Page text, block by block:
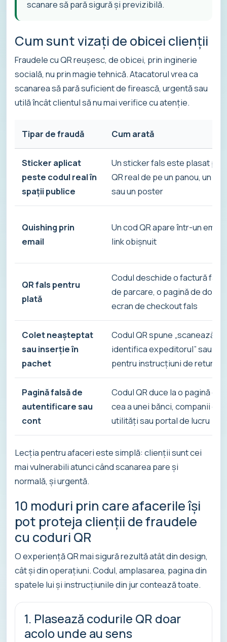
scanare să pară sigură și previzibilă.
Cum sunt vizați de obicei clienții
Fraudele cu QR reușesc, de obicei, prin inginerie
socială, nu prin magie tehnică. Atacatorul vrea ca
scanarea să pară suficient de firească, urgentă sau
utilă încât clientul să nu mai verifice cu atenție.
Tipar de fraudă Cum arată
Sticker aplicat
peste codul real în
spații publice
Un sticker fals este plasat
QR real de pe un panou, un
sau un poster
Quishing prin
email
Un cod QR apare într-un email
link obișnuit
QR fals pentru
plată
Codul deschide o factură
de parcare, o pagină de
ecran de checkout fals
Colet neașteptat
sau inserție în
pachet
Codul QR spune „scanează
identifica expeditorul” sau
pentru instrucțiuni de retur”
Pagină falsă de
autentificare sau
cont
Codul QR duce la o pagină
cea a unei bănci, companii de
utilități sau portal de lucru
Lecția pentru afaceri este simplă: clienții sunt cei
mai vulnerabili atunci când scanarea pare și
normală, și urgentă.
10 moduri prin care afacerile își
pot proteja clienții de fraudele
cu coduri QR
O experiență QR mai sigură rezultă atât din design,
cât și din operațiuni. Codul, amplasarea, pagina din
spatele lui și instrucțiunile din jur contează toate.
1. Plasează codurile QR doar
acolo unde au sens